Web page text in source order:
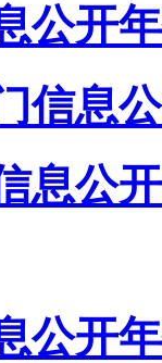
公开
信息
息公
公开